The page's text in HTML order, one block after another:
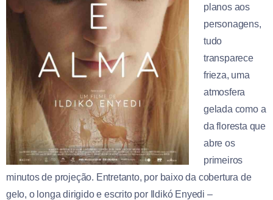
planos aos
personagens,
tudo
transparece
frieza, uma
atmosfera
gelada como a
da floresta que
abre os
primeiros
minutos de projeção. Entretanto, por baixo da cobertura de
gelo, o longa dirigido e escrito por Ildikó Enyedi –